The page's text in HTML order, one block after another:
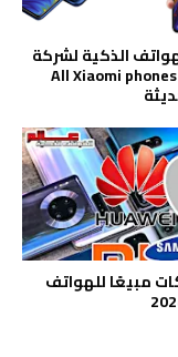
الذكية لشركة
شاومي All Xiaomi phones
مبيعًا للهواتف